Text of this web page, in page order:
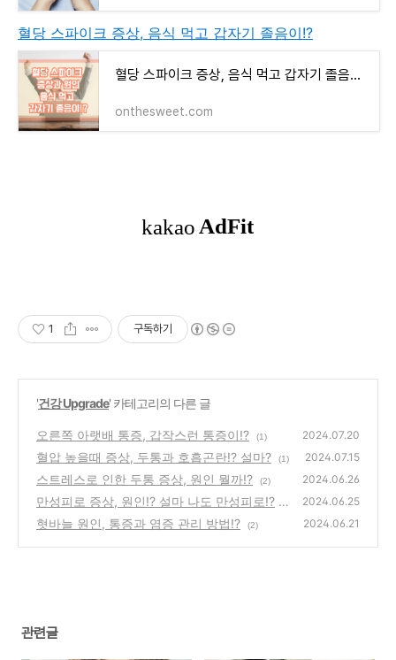
혈당 스파이크 증상, 음식 먹고 갑자기 졸음이!?
혈당 스파이크 증상, 음식 먹고 갑자기 졸음이!?
onthesweet.com
1 구독하기
'건강 Upgrade' 카테고리의 다른 글
오른쪽 아랫배 통증, 갑작스런 통증이!? (1) 2024.07.20
혈압 높을때 증상, 두통과 호흡곤란!? 설마? (1) 2024.07.15
스트레스로 인한 두통 증상, 원인 뭘까!? (2) 2024.06.26
만성피로 증상, 원인!? 설마 나도 만성피로!?
(1)
2024.06.25
혓바늘 원인, 통증과 염증 관리 방법!? (2) 2024.06.21
관련글